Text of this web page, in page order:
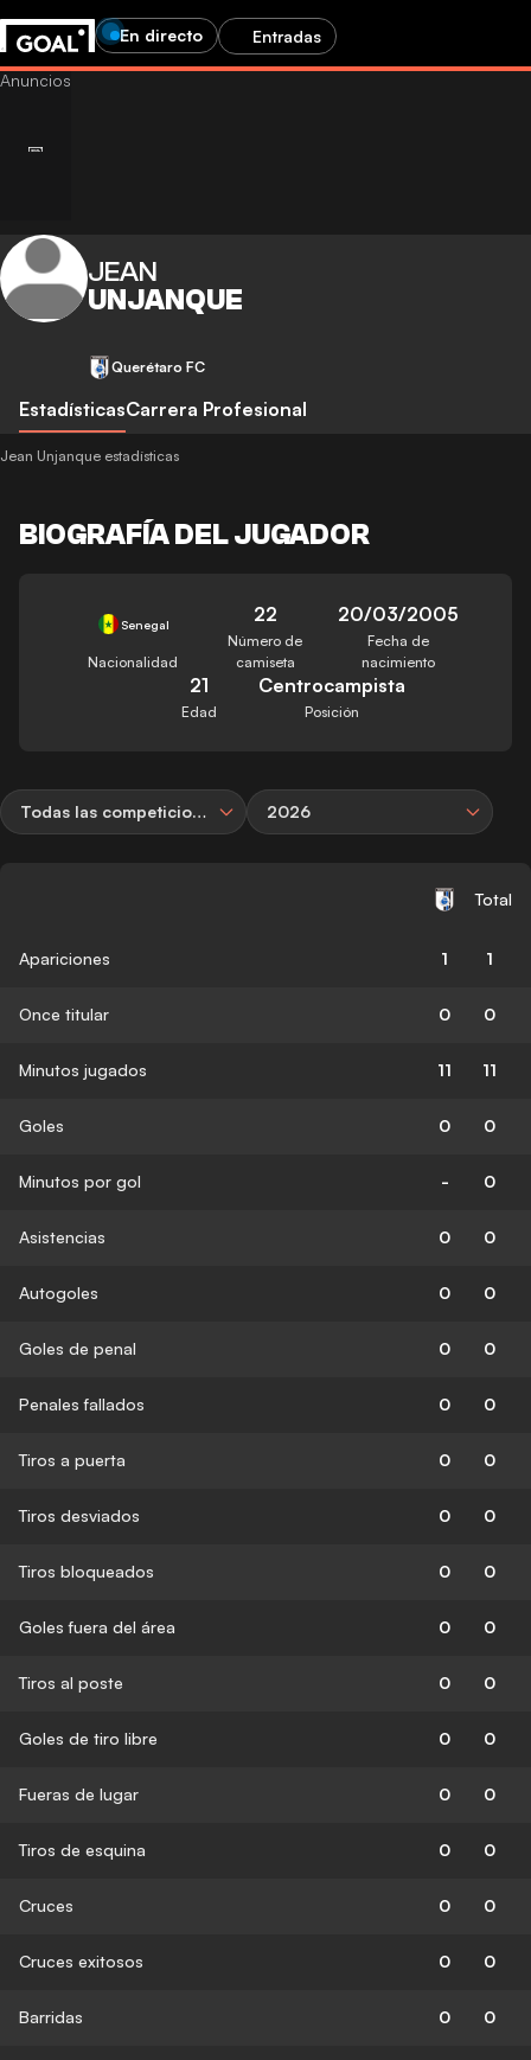
En directo Entradas
JEAN
UNJANQUE
Querétaro FC
EstadísticasCarrera Profesional
Jean Unjanque estadísticas
BIOGRAFÍA DEL JUGADOR
Senegal
Nacionalidad
22
Número de
camiseta
20/03/2005
Fecha de
nacimiento
21
Edad
Centrocampista
Posición
Todas las competiciones 2026
Total
Apariciones 1 1
Once titular 0 0
Minutos jugados 11 11
Goles 0 0
Minutos por gol - 0
Asistencias 0 0
Autogoles 0 0
Goles de penal 0 0
Penales fallados 0 0
Tiros a puerta 0 0
Tiros desviados 0 0
Tiros bloqueados 0 0
Goles fuera del área 0 0
Tiros al poste 0 0
Goles de tiro libre 0 0
Fueras de lugar 0 0
Tiros de esquina 0 0
Cruces 0 0
Cruces exitosos 0 0
Barridas 0 0